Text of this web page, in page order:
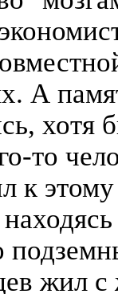
А
хотя
то
к
жил